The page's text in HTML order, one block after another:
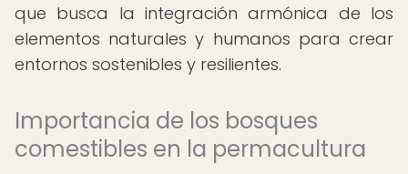
que busca la integración armónica de los
elementos naturales y humanos para crear
entornos sostenibles y resilientes.
Importancia de los bosques
comestibles en la permacultura